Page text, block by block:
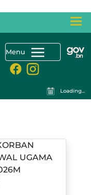
Menu
Loading...